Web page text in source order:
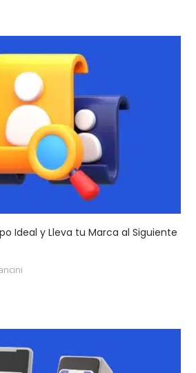
Ideal y Lleva tu Marca al Siguiente